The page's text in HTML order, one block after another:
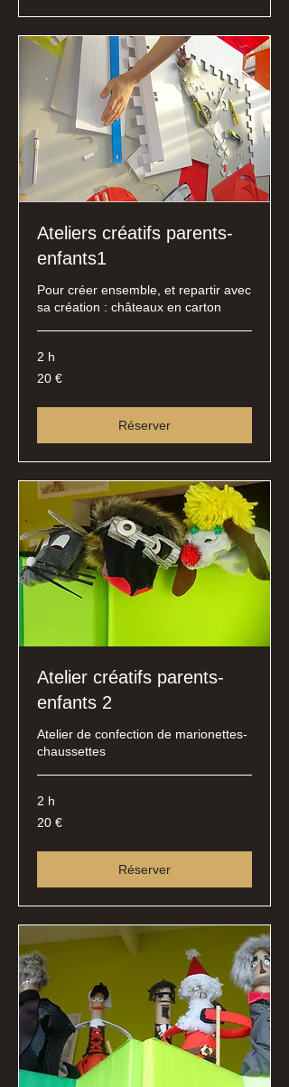
Ateliers créatifs parents-
enfants1
Pour créer ensemble, et repartir avec
sa création : châteaux en carton
2 h
20
euros
20 €
Réserver
Atelier créatifs parents-
enfants 2
Atelier de confection de marionettes-
chaussettes
2 h
20
euros
20 €
Réserver